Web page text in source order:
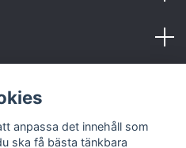
anpassa det innehåll som
ska få bästa tänkbara